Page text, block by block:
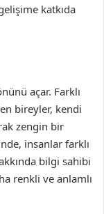
katkıda
açar. Farklı
bireyler, kendi
zengin bir
insanlar farklı
bilgi sahibi
renkli ve anlamlı